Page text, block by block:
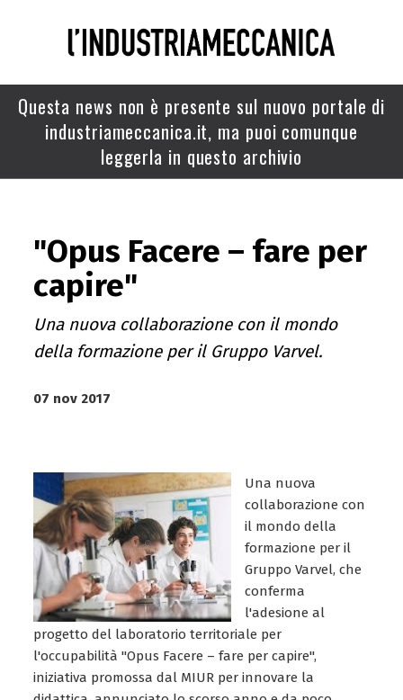
Questa news non è presente sul nuovo portale di
industriameccanica.it, ma puoi comunque
leggerla in questo archivio
"Opus Facere – fare per
capire"
Una nuova collaborazione con il mondo
della formazione per il Gruppo Varvel.
07 nov 2017
Una nuova
collaborazione con
il mondo della
formazione per il
Gruppo Varvel, che
conferma
l'adesione al
progetto del laboratorio territoriale per
l'occupabilità "Opus Facere – fare per capire",
iniziativa promossa dal MIUR per innovare la